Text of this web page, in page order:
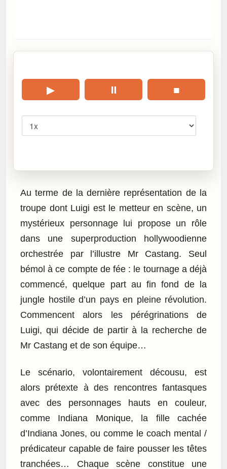
▶ ⏸ ■
Au terme de la dernière représentation de la
troupe dont Luigi est le metteur en scène, un
mystérieux personnage lui propose un rôle
dans une superproduction hollywoodienne
orchestrée par l’illustre Mr Castang. Seul
bémol à ce compte de fée : le tournage a déjà
commencé, quelque part au fin fond de la
jungle hostile d’un pays en pleine révolution.
Commencent alors les pérégrinations de
Luigi, qui décide de partir à la recherche de
Mr Castang et de son équipe…
Le scénario, volontairement décousu, est
alors prétexte à des rencontres fantasques
avec des personnages hauts en couleur,
comme Indiana Monique, la fille cachée
d’Indiana Jones, ou comme le coach mental /
prédicateur capable de faire pousser les têtes
tranchées… Chaque scène constitue une